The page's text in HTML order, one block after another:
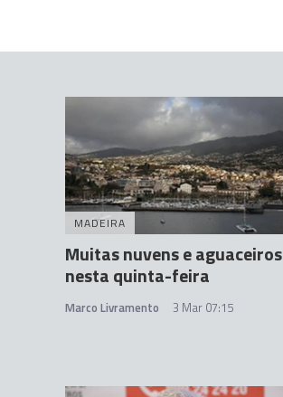
MADEIRA
Muitas nuvens e aguaceiros
nesta quinta-feira
Marco Livramento 3 Mar 07:15